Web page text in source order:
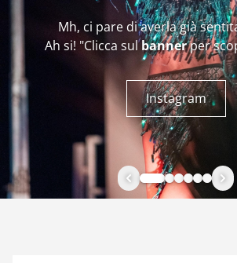
Mh, ci pare di averla già
Ah si! "Clicca sulbannerper
Instagram